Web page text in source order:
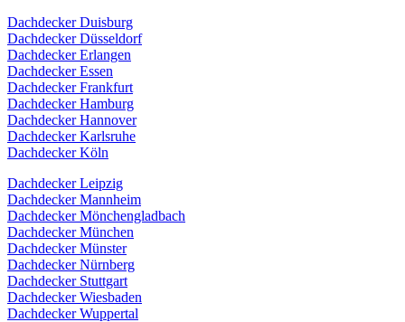
Dachdecker Duisburg
Dachdecker Düsseldorf
Dachdecker Erlangen
Dachdecker Essen
Dachdecker Frankfurt
Dachdecker Hamburg
Dachdecker Hannover
Dachdecker Karlsruhe
Dachdecker Köln
Dachdecker Leipzig
Dachdecker Mannheim
Dachdecker Mönchengladbach
Dachdecker München
Dachdecker Münster
Dachdecker Nürnberg
Dachdecker Stuttgart
Dachdecker Wiesbaden
Dachdecker Wuppertal